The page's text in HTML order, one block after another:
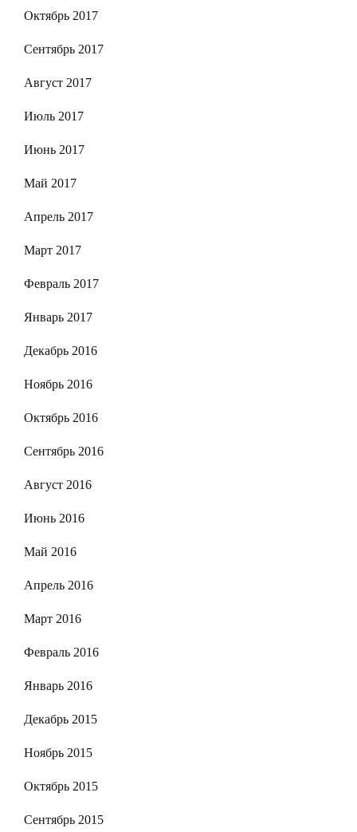
Октябрь 2017
Сентябрь 2017
Август 2017
Июль 2017
Июнь 2017
Май 2017
Апрель 2017
Март 2017
Февраль 2017
Январь 2017
Декабрь 2016
Ноябрь 2016
Октябрь 2016
Сентябрь 2016
Август 2016
Июнь 2016
Май 2016
Апрель 2016
Март 2016
Февраль 2016
Январь 2016
Декабрь 2015
Ноябрь 2015
Октябрь 2015
Сентябрь 2015